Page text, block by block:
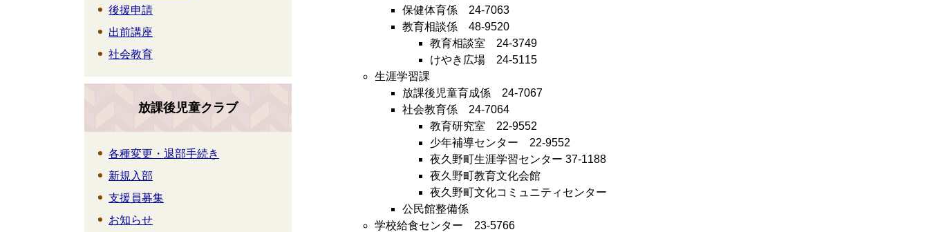
保健体育係 24-7063
教育相談係 48-9520
教育相談室 24-3749
けやき広場 24-5115
生涯学習課
放課後児童育成係 24-7067
社会教育係 24-7064
教育研究室 22-9552
少年補導センター 22-9552
夜久野町生涯学習センター 37-1188
夜久野町教育文化会館
夜久野町文化コミュニティセンター
公民館整備係
学校給食センター 23-5766
後援申請
出前講座
社会教育
放課後児童クラブ
各種変更・退部手続き
新規入部
支援員募集
お知らせ